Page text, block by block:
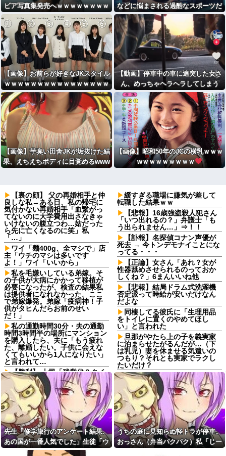
ビア写真集発売へｗｗｗｗｗｗｗｗ
ｗｗｗ
などに悩まされる過酷なスポーツだ
った
【画像】お前らが好きなJKスタイル
ｗｗｗｗｗｗｗｗｗｗｗｗｗｗｗｗ
ｗｗｗｗｗｗｗｗ
【動画】停車中の車に追突した女さ
ん、めっちゃヘラヘラしてしまう
【画像】芋臭い田舎JKが垢抜けた結
果、えちえちボディに目覚めるwww
【画像】昭和50年のJCの横乳ｗｗｗ
wｗｗｗｗｗｗｗｗ
【裏の顔】 父の再婚相手と仲
良しな私→ある日、私の帰宅に
気付かない再婚相手「血繋がっ
てないのに大学費用出さなきゃ
いけないの腹立つわ…姑だった
ら先に亡くなるのに笑」私
「…」
ワイ「麺400g、全マシで」店
主「ウチのマシは多いです
よ！」ワイ「いいから」
私を毛嫌いしている弟嫁。そ
の子供が大病にかかって移植が
必要になったが、検査の結果私
は提供者になれなかった。ここ
で弟嫁爆発。弟嫁「疫病神！子
供がタヒんだらお前のせい
だ！」
私の通勤時間30分・夫の通勤
時間3時間半の場所にマンション
を購入したら、夫に「もう疲れ
た、離婚したい。子供に会えな
くてもいいから1人になりたい」
と言われて…
【勝利】 上司「残業代？タイ
ムカードないけど時計みてるか
ら大丈夫」私「(怪しい…)」私は
残業証拠を集め、匿名で社長に
『ある手紙』を書いた→効果は
劇的で…とんでもない結果に…
思い出の車を整備してもらお
うと、ディーラーに相談へ。そ
したら営業マンに開ロ一言...
一人っ子母子家庭育ちワイ(26)
無職の母親が再婚するらしくて
緩すぎる職場に嫌気が差して
転職した結果ｗｗ
【悲報】16歳強盗殺人犯さん
「いつ出れるの？」弁護士「も
う出られません…」⇒！！
【訃報】名探偵コナン声優が
死去 → 今トンデモナイことにな
ってる・・・
【正論】女さん「あれ？女が
性器舐めさせられるのっておか
しくね？」6まんいいね他
【悲報】結局ドラム式洗濯機
否定派って時給が安いだけなん
だよな
同棲してる彼氏に「生理用品
をトイレに置くのやめてほし
い」と言われた
旦那がやたら上の子を義実家
に泊まらせたがるんだが…（下
は乳児）妻を休ませる気遣いの
つもり？それとも実家でラクし
たいだけ？
【衝撃】『スパイダーマン：
ブランニュー・デイ』興行収入
2622億円、2週目も好調
嫁が俺の借金を返すために働
きに出てるんだが、化粧して夜
出かけていく嫁を見ると腹が立
ち暴言を吐いてしまう。嫁「離
婚する」俺「出て行け」→離婚
届出されてた…
【相談】今の職場、仕事が暇
先生「修学旅行のアンケート結果、
あの国が一番人気でした」生徒「ウ
ソだ！沖縄や北海道が人気だっ
うちの庭に見知らぬ軽トラが停車。
おっさん（弁当パクパク）私「じー